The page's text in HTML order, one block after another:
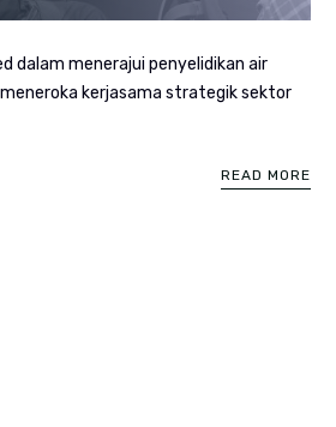
dalam menerajui penyelidikan air
kerjasama strategik sektor
READ MORE